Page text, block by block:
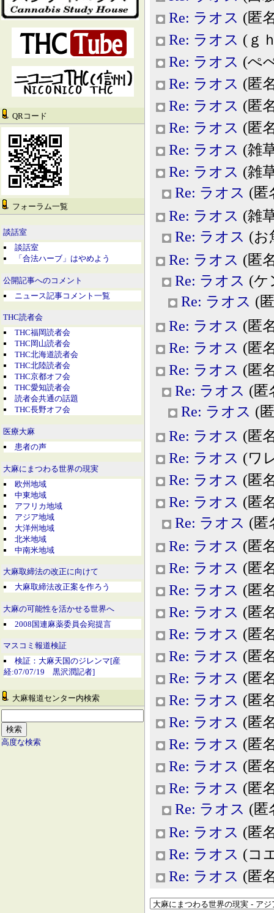
QRコード
フォーラム一覧
談話室
談話室
「合法ハーブ」はやめよう
公開記事へのコメント
ニュース記事コメント一覧
THC読者会
THC福岡読者会
THC岡山読者会
THC北海道読者会
THC北陸読者会
THC京都オフ会
THC愛知読者会
読者会共通の話題
THC長野オフ会
医療大麻
患者の声
大麻にまつわる世界の現実
欧州地域
中東地域
アフリカ地域
アジア地域
大洋州地域
北米地域
中南米地域
大麻取締法の改正に向けて
大麻取締法改正案を作ろう
大麻の可能性を活かせる世界へ
2008国連麻薬委員会宛提言
マスコミ報道検証
検証：大麻天国のジレンマ[産
経:07/07/19 黒沢潤記者]
大麻報道センター内検索
高度な検索
Re: ラオス (匿
Re: ラオス (ｇ
Re: ラオス (ぺ
Re: ラオス (匿
Re: ラオス (匿
Re: ラオス (匿
Re: ラオス (雑
Re: ラオス (雑
Re: ラオス (匿
Re: ラオス (雑
Re: ラオス (お
Re: ラオス (匿
Re: ラオス (ケ
Re: ラオス (
Re: ラオス (匿
Re: ラオス (匿
Re: ラオス (匿
Re: ラオス (匿
Re: ラオス (
Re: ラオス (匿
Re: ラオス (ワ
Re: ラオス (匿
Re: ラオス (匿
Re: ラオス (匿
Re: ラオス (匿
Re: ラオス (匿
Re: ラオス (匿
Re: ラオス (匿
Re: ラオス (匿
Re: ラオス (匿
Re: ラオス (匿
Re: ラオス (匿
Re: ラオス (匿
Re: ラオス (匿
Re: ラオス (匿
Re: ラオス (匿
Re: ラオス (匿
Re: ラオス (匿
Re: ラオス (コ
Re: ラオス (匿